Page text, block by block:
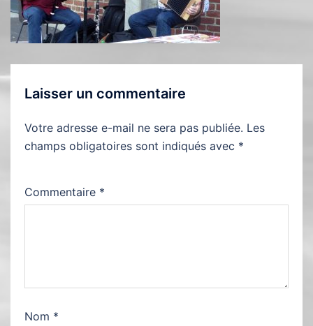
Laisser un commentaire
Votre adresse e-mail ne sera pas publiée. Les
champs obligatoires sont indiqués avec *
Commentaire *
Nom *